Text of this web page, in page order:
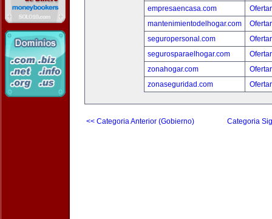
empresaencasa.com
mantenimientodelhogar.com
seguropersonal.com
segurosparaelhogar.com
zonahogar.com
zonaseguridad.com
<< Categoria Anterior (Gobierno) Categoria